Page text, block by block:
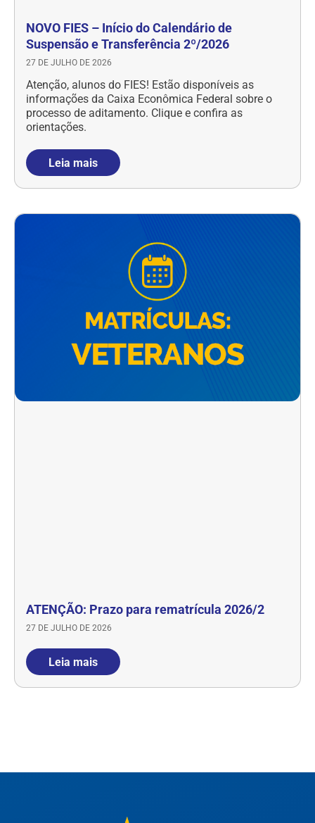
NOVO FIES – Início do Calendário de
Suspensão e Transferência 2º/2026
27 DE JULHO DE 2026
Atenção, alunos do FIES! Estão disponíveis as
informações da Caixa Econômica Federal sobre o
processo de aditamento. Clique e confira as
orientações.
Leia mais
ATENÇÃO: Prazo para rematrícula 2026/2
27 DE JULHO DE 2026
Leia mais